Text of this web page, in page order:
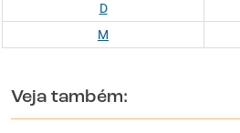
D
M
Veja também: